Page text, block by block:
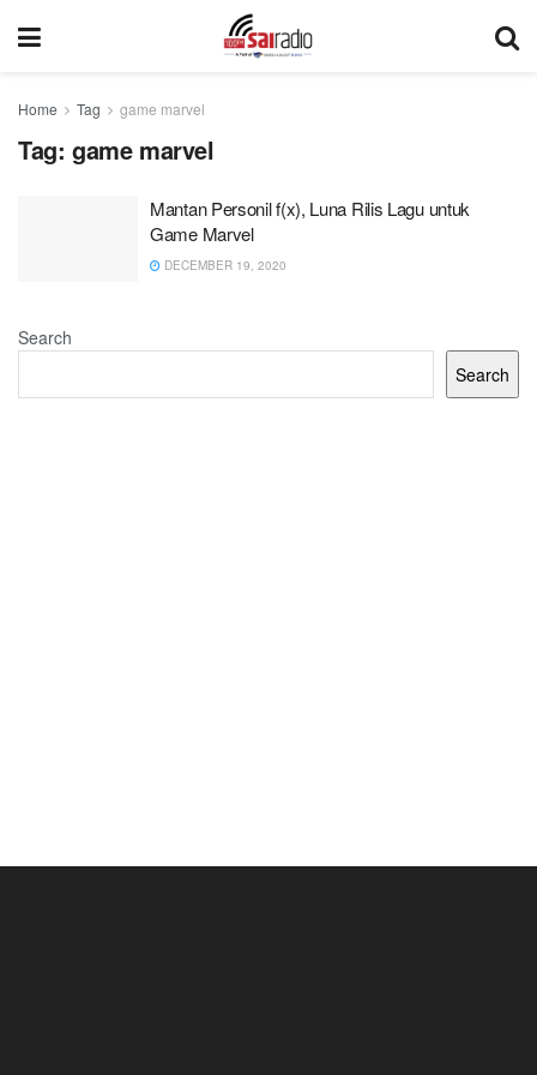
Home Tag game marvel
Tag: game marvel
Mantan Personil f(x), Luna Rilis Lagu untuk
Game Marvel
DECEMBER 19, 2020
Search
Search